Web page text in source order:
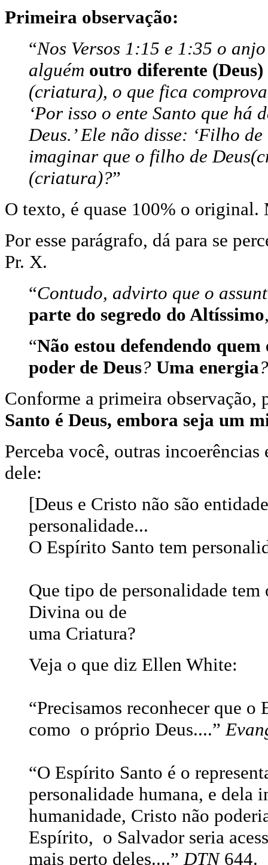
Primeira observação:
“Nos Versos 1:15 e 1:35 o
alguém outro diferente (Deus)
(criatura), o que fica
‘Por isso o ente Santo que há
Deus.’ Ele não disse: ‘Filho
imaginar que o filho de
(criatura)?”
O texto, é quase 100% o original.
Por esse parágrafo, dá para se
Pr. X.
“Contudo, advirto que o
parte do segredo do Altíssimo
“Não estou defendendo
poder de Deus? Uma energia
Conforme a primeira observação,
Santo é Deus, embora seja um
Perceba você, outras incoerências
dele:
[Deus e Cristo não são
personalidade...
O Espírito Santo tem
Que tipo de personalidade
Divina ou de
uma Criatura?
Veja o que diz Ellen White:
“Precisamos reconhecer que
como o próprio Deus....”
“O Espírito Santo é o
personalidade humana, e dela
humanidade, Cristo não
Espírito, o Salvador seria
mais perto deles....”DTN644.